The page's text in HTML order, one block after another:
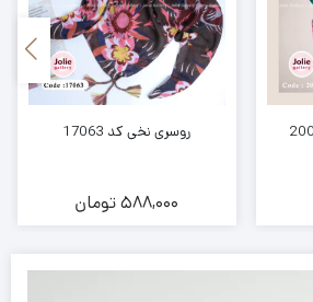
روسری نخی کد 17063
588,000تومان